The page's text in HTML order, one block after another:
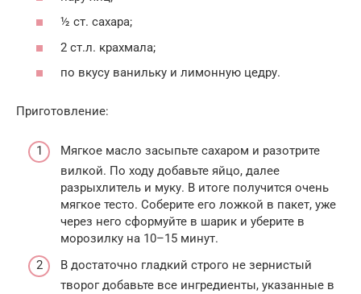
½ ст. сахара;
2 ст.л. крахмала;
по вкусу ванильку и лимонную цедру.
Приготовление:
Мягкое масло засыпьте сахаром и разотрите
вилкой. По ходу добавьте яйцо, далее
разрыхлитель и муку. В итоге получится очень
мягкое тесто. Соберите его ложкой в пакет, уже
через него сформуйте в шарик и уберите в
морозилку на 10–15 минут.
В достаточно гладкий строго не зернистый
творог добавьте все ингредиенты, указанные в